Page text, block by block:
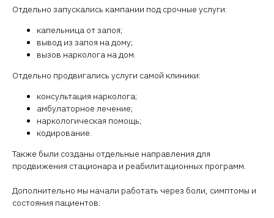
Отдельно запускались кампании под срочные услуги:
капельница от запоя;
вывод из запоя на дому;
вызов нарколога на дом.
Отдельно продвигались услуги самой клиники:
консультация нарколога;
амбулаторное лечение;
наркологическая помощь;
кодирование.
Также были созданы отдельные направления для
продвижения стационара и реабилитационных программ.
Дополнительно мы начали работать через боли, симптомы и
состояния пациентов: